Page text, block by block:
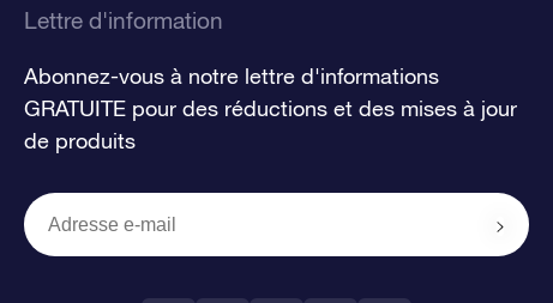
Lettre d'information
Abonnez-vous à notre lettre d'informations
GRATUITE pour des réductions et des mises à jour
de produits